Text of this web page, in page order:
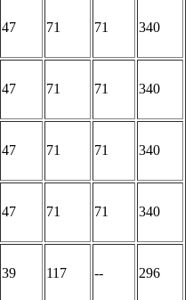
47 71 71 340
47 71 71 340
47 71 71 340
47 71 71 340
39 117 -- 296